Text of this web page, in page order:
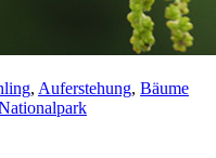
, Auferstehung, Bäume